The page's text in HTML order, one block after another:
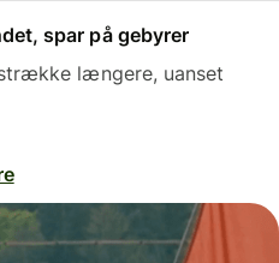
spar på gebyrer
længere, uanset